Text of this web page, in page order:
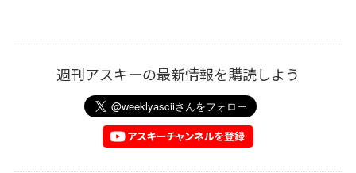
週刊アスキーの最新情報を購読しよう